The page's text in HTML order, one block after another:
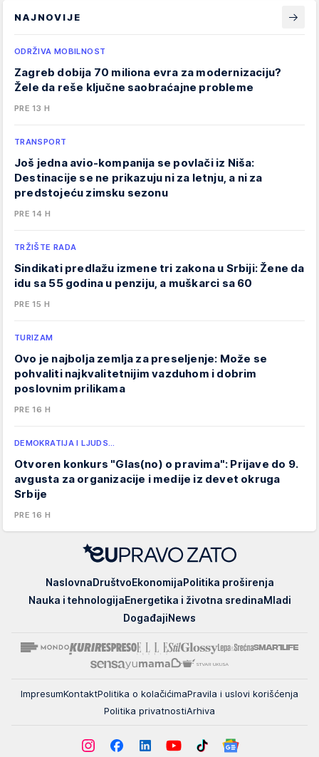
NAJNOVIJE
ODRŽIVA MOBILNOST
Zagreb dobija 70 miliona evra za modernizaciju?
Žele da reše ključne saobraćajne probleme
PRE 13 H
TRANSPORT
Još jedna avio-kompanija se povlači iz Niša:
Destinacije se ne prikazuju ni za letnju, a ni za
predstojeću zimsku sezonu
PRE 14 H
TRŽIŠTE RADA
Sindikati predlažu izmene tri zakona u Srbiji: Žene da
idu sa 55 godina u penziju, a muškarci sa 60
PRE 15 H
TURIZAM
Ovo je najbolja zemlja za preseljenje: Može se
pohvaliti najkvalitetnijim vazduhom i dobrim
poslovnim prilikama
PRE 16 H
DEMOKRATIJA I LJUDS…
Otvoren konkurs "Glas(no) o pravima": Prijave do 9.
avgusta za organizacije i medije iz devet okruga
Srbije
PRE 16 H
EUpravo
zato
NaslovnaDruštvoEkonomijaPolitika proširenja
Nauka i tehnologijaEnergetika i životna sredinaMladi
DogađajiNews
ImpresumKontaktPolitika o kolačićimaPravila i uslovi korišćenja
Politika privatnostiArhiva